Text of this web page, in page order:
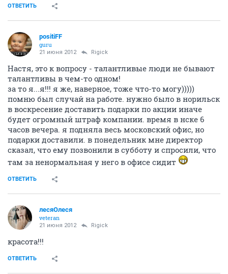
ОТВЕТИТЬ
positiFF
guru
21 июня 2012 Rigick
Настя, это к вопросу - талантливые люди не бывают
талантливы в чем-то одном!
за то я...я!!! я же, наверное, тоже что-то могу)))))
помню был случай на работе. нужно было в норильск
в воскресение доставить подарки по акции иначе
будет огромный штраф компании. время в нске 6
часов вечера. я подняла весь московский офис, но
подарки доставили. в понедельник мне директор
сказал, что ему позвонили в субботу и спросили, что
там за ненормальная у него в офисе сидит
ОТВЕТИТЬ
лесяОлеся
veteran
21 июня 2012 Rigick
красота!!!
ОТВЕТИТЬ